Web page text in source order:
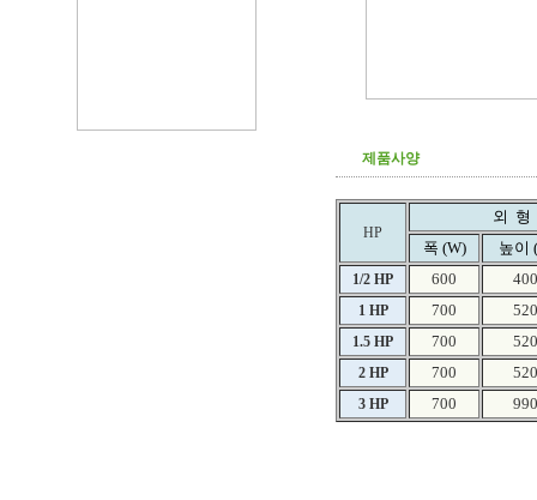
제품사양
HP
외 형
폭 (W)
높이
1/2 HP 600 400
1 HP 700 520
1.5 HP 700 520
2 HP 700 520
3 HP 700 990